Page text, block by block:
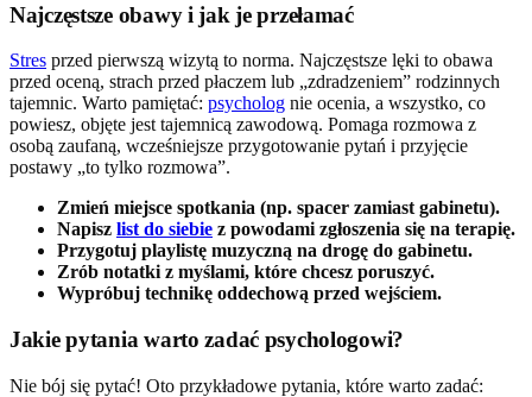
Najczęstsze obawy i jak je przełamać
Stres przed pierwszą wizytą to norma. Najczęstsze lęki to obawa
przed oceną, strach przed płaczem lub „zdradzeniem” rodzinnych
tajemnic. Warto pamiętać: psycholog nie ocenia, a wszystko, co
powiesz, objęte jest tajemnicą zawodową. Pomaga rozmowa z
osobą zaufaną, wcześniejsze przygotowanie pytań i przyjęcie
postawy „to tylko rozmowa”.
Zmień miejsce spotkania (np. spacer zamiast gabinetu).
Napisz list do siebie z powodami zgłoszenia się na terapię.
Przygotuj playlistę muzyczną na drogę do gabinetu.
Zrób notatki z myślami, które chcesz poruszyć.
Wypróbuj technikę oddechową przed wejściem.
Jakie pytania warto zadać psychologowi?
Nie bój się pytać! Oto przykładowe pytania, które warto zadać: